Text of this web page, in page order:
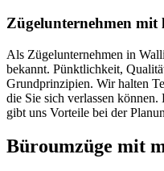
Zügelunternehmen mit
Als Zügelunternehmen in
bekannt. Pünktlichkeit,
Grundprinzipien. Wir halten
die Sie sich verlassen
gibt uns Vorteile bei der
Büroumzüge mit